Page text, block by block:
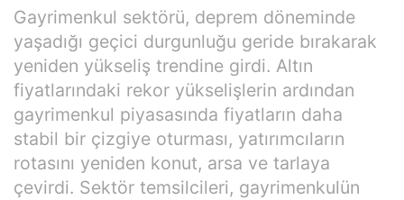
Gayrimenkul sektörü, deprem döneminde
yaşadığı geçici durgunluğu geride bırakarak
yeniden yükseliş trendine girdi. Altın
fiyatlarındaki rekor yükselişlerin ardından
gayrimenkul piyasasında fiyatların daha
stabil bir çizgiye oturması, yatırımcıların
rotasını yeniden konut, arsa ve tarlaya
çevirdi. Sektör temsilcileri, gayrimenkulün